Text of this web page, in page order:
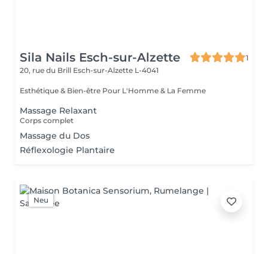
Sila Nails Esch-sur-Alzette
1
20, rue du Brill Esch-sur-Alzette L-4041
Esthétique & Bien-être Pour L'Homme & La Femme
Massage Relaxant
Corps complet
Massage du Dos
Réflexologie Plantaire
Neu